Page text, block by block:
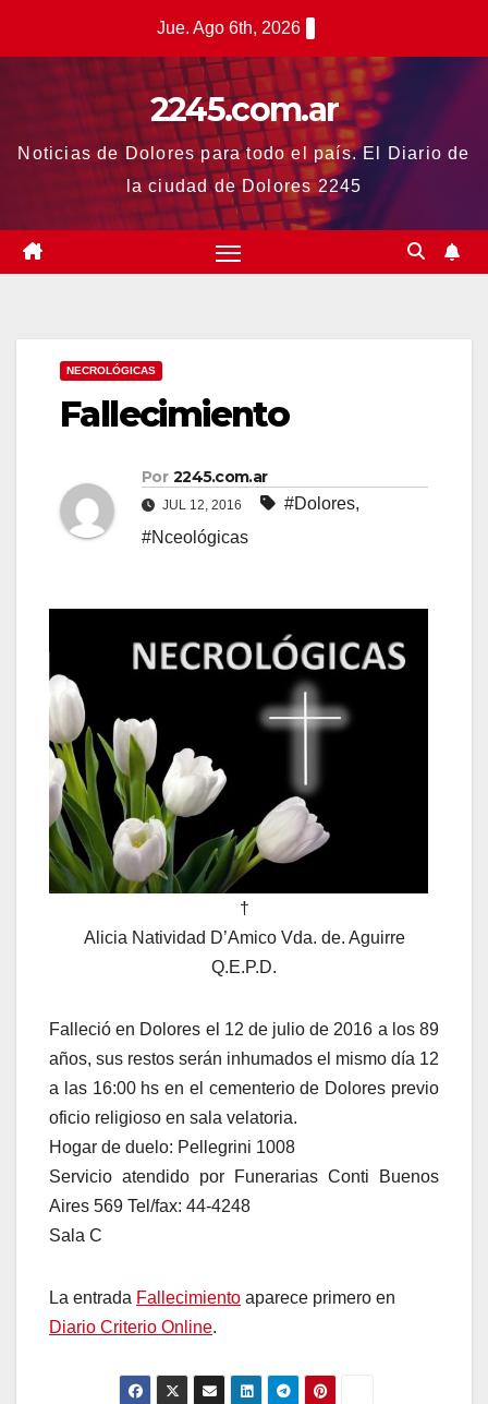
Jue. Ago 6th, 2026
2245.com.ar
Noticias de Dolores para todo el país. El Diario de
la ciudad de Dolores 2245
NECROLÓGICAS
Fallecimiento
Por 2245.com.ar
JUL 12, 2016 #Dolores,
#Nceológicas
†
Alicia Natividad D’Amico Vda. de. Aguirre
Q.E.P.D.
Falleció en Dolores el 12 de julio de 2016 a los 89
años, sus restos serán inhumados el mismo día 12
a las 16:00 hs en el cementerio de Dolores previo
oficio religioso en sala velatoria.
Hogar de duelo: Pellegrini 1008
Servicio atendido por Funerarias Conti Buenos
Aires 569 Tel/fax: 44-4248
Sala C
La entrada Fallecimiento aparece primero en
Diario Criterio Online.